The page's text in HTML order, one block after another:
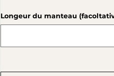
Longeur du manteau